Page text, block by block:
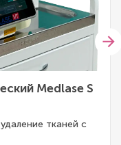
Medlase S
тканей с